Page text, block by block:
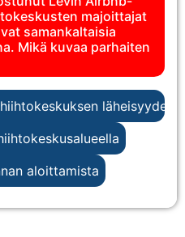
majoittajat
samankaltaisia
Mikä kuvaa parhaiten
aloittamista